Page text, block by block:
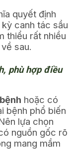
quyết định
canh tác sầu
thiểu rất nhiều
sau.
phù hợp điều
hoặc có
bệnh phổ biến
lựa chọn
nguồn gốc rõ
mang mầm